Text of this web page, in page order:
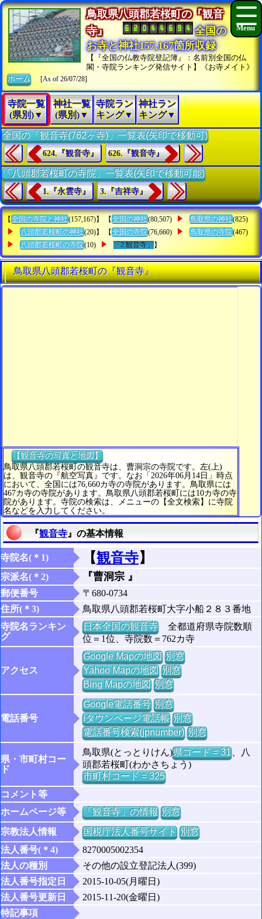
鳥取県八頭郡若桜町の『観音
寺』
全国の
お寺と神社157,167箇所収録
【『全国の仏教寺院登記簿』：名前別全国の仏
閣・寺院ランキング発信サイト】《お寺メイト》
ホーム
[As of 26/07/28]
寺院一覧
(県別)▼
神社一覧
(県別)▼
寺院ラン
キング▼
神社ラン
キング▼
全国の「観音寺(762ヶ寺)」一覧表(矢印で移動可)
624.『観音寺』 626.『観音寺』
「八頭郡若桜町の寺院」一覧表(矢印で移動可能)
1.『永雲寺』 3.『吉祥寺』
【 全国の寺院と神社(157,167)】 【 全国の神社(80,507) 鳥取県の神社(825)
八頭郡若桜町の神社(20)】 【 全国の寺院(76,660) 鳥取県の寺院(467)
八頭郡若桜町の寺院(10) 「2.観音寺」 】
鳥取県八頭郡若桜町の『観音寺』
【観音寺の写真と地図】
鳥取県八頭郡若桜町の観音寺は、曹洞宗の寺院です。左(上)
は、観音寺の『航空写真』です。なお「2026年06月14日」時点
において、全国には76,660カ寺の寺院があります。鳥取県には
467カ寺の寺院があります。鳥取県八頭郡若桜町には10カ寺の寺
院があります。寺院の検索は、メニューの【全文検索】に寺院
名などを入力してください。
『観音寺 』の基本情報
寺院名(＊1) 【観音寺】
宗派名(＊2) 『曹洞宗 』
郵便番号
〒680-0734
住所(＊3)
鳥取県八頭郡若桜町大字小船２８３番地
寺院名ランキン
グ
日本全国の観音寺全都道府県寺院数順
位＝1位、寺院数＝762カ寺
アクセス
Google Mapの地図 別窓
Yahoo Mapの地図 別窓
Bing Mapの地図 別窓
電話番号
Google電話番号 別窓
iタウンページ電話帳 別窓
電話番号検索(jpnumber) 別窓
県・市町村コー
ド
鳥取県(とっとりけん)県コード = 31、八
頭郡若桜町(わかさちょう)
市町村コード = 325
コメント等
ホームページ等
「観音寺」の情報 別窓
宗教法人情報
国税庁法人番号サイト 別窓
法人番号(＊4)
8270005002354
法人の種別
その他の設立登記法人(399)
法人番号指定日
2015-10-05(月曜日)
法人番号更新日
2015-11-20(金曜日)
特記事項